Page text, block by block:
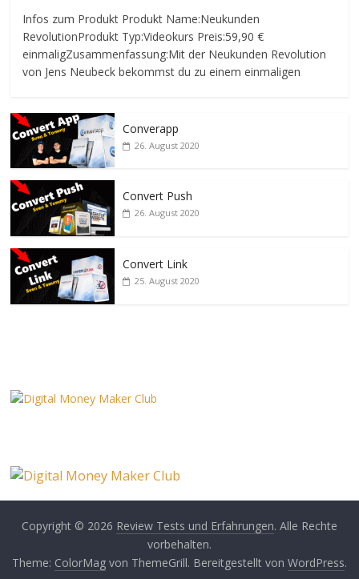
Infos zum Produkt Produkt Name:Neukunden
RevolutionProdukt Typ:Videokurs Preis:59,90 €
einmaligZusammenfassung:Mit der Neukunden Revolution
von Jens Neubeck bekommst du zu einem einmaligen
Converapp
26. August 2020
Convert Push
26. August 2020
Convert Link
25. August 2020
Copyright © 2026 Review Tests und Erfahrungen. Alle Rechte
vorbehalten.
Theme: ColorMagvon ThemeGrill. Bereitgestellt von WordPress.